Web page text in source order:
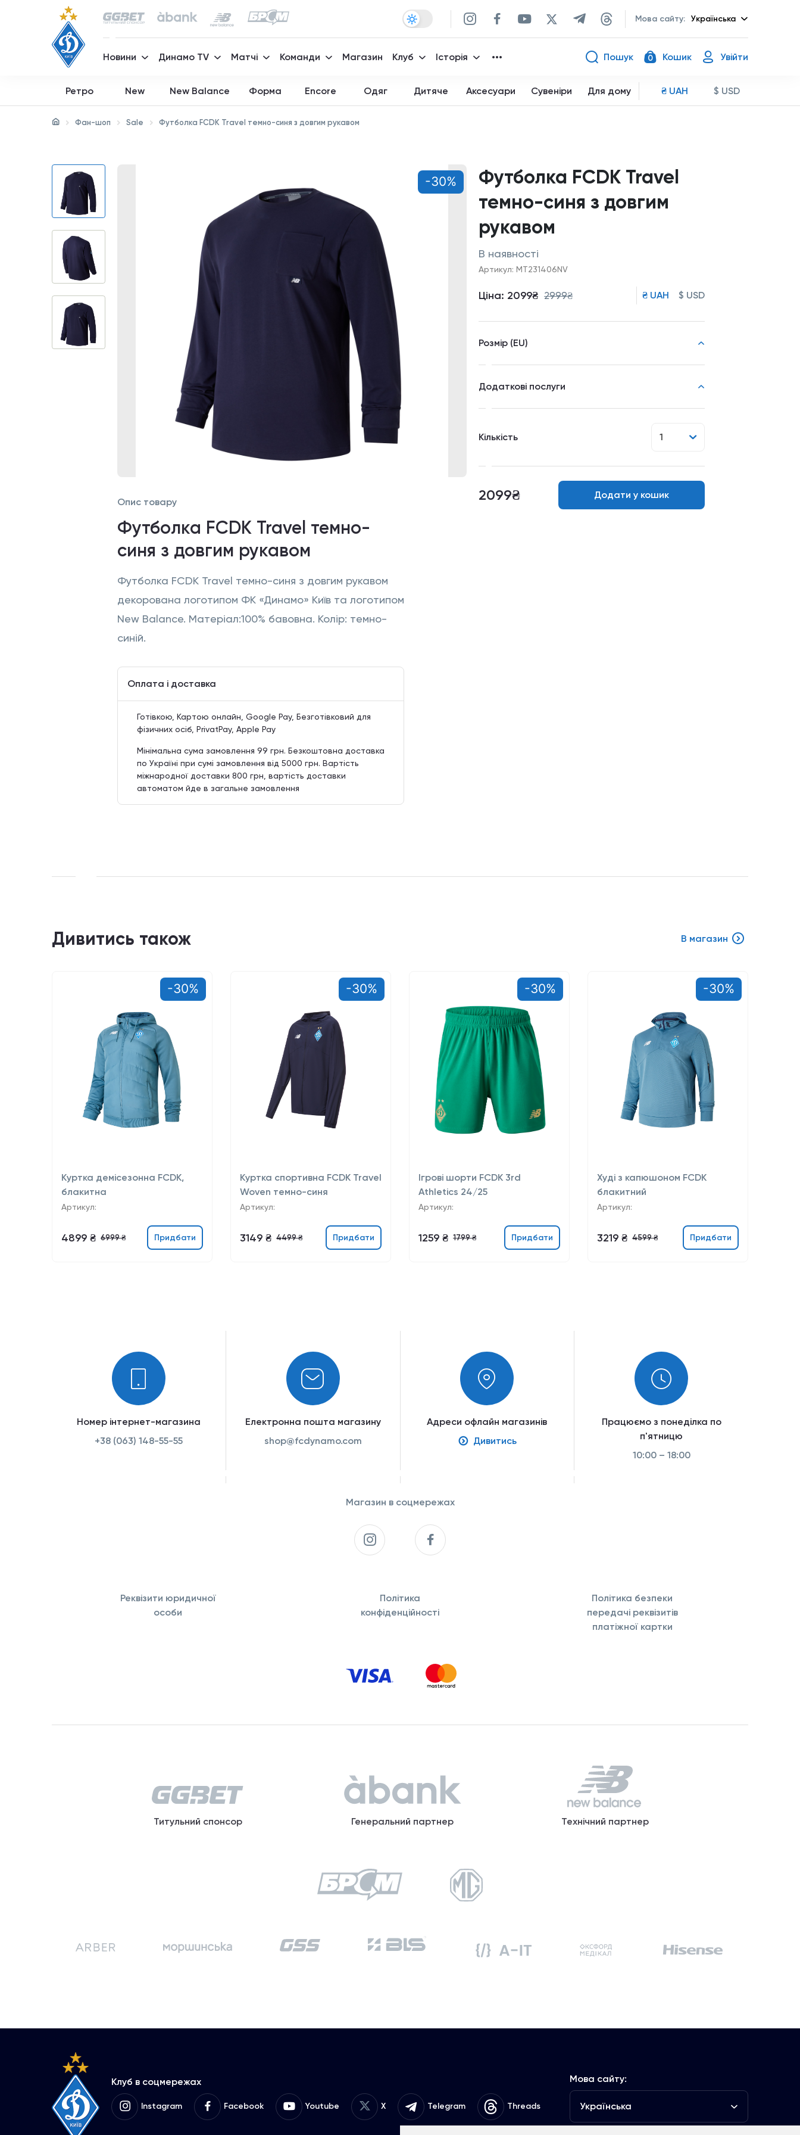
Мова сайту: Українська
Новини Динамо TV Матчі Команди Магазин Клуб Історія Пошук 0 Кошик Увійти
Ретро New New Balance Форма Encore Одяг Дитяче Аксесуари Сувеніри Для дому ₴ UAH $ USD
Фан-шоп Sale Футболка FCDK Travel темно-синя з довгим рукавом
Футболка FCDK Travel
темно-синя з довгим
рукавом
В наявності
Артикул: MT231406NV
Ціна: 2099₴ 2999₴ ₴ UAH $ USD
-30%
Розмір (EU)
Додаткові послуги
Кількість 1
2099₴ Додати у кошик
Опис товару
Футболка FCDK Travel темно-
синя з довгим рукавом
Футболка FCDK Travel темно-синя з довгим рукавом
декорована логотипом ФК «Динамо» Київ та логотипом
New Balance. Матеріал:100% бавовна. Колір: темно-
синій.
Оплата і доставка
Готівкою, Картою онлайн, Google Pay, Безготівковий для
фізичних осіб, PrivatPay, Apple Pay
Мінімальна сума замовлення 99 грн. Безкоштовна доставка
по Україні при сумі замовлення від 5000 грн. Вартість
міжнародної доставки 800 грн, вартість доставки
автоматом йде в загальне замовлення
Дивитись також В магазин
-30%
Куртка демісезонна FCDK,
блакитна
Артикул:
4899 ₴ 6999 ₴ Придбати
-30%
Куртка спортивна FCDK Travel
Woven темно-синя
Артикул:
3149 ₴ 4499 ₴ Придбати
-30%
Ігрові шорти FCDK 3rd
Athletics 24/25
Артикул:
1259 ₴ 1799 ₴ Придбати
-30%
Худі з капюшоном FCDK
блакитний
Артикул:
3219 ₴ 4599 ₴ Придбати
Номер інтернет-магазина
+38 (063) 148-55-55
Електронна пошта магазину
shop@fcdynamo.com
Адреси офлайн магазинів
Дивитись
Працюємо з понеділка по
п'ятницю
10:00 – 18:00
Магазин в соцмережах
Реквізити юридичної
особи
Політика
конфіденційності
Політика безпеки
передачі реквізитів
платіжної картки
Титульний спонсор Генеральний партнер Технічний партнер
Клуб в соцмережах
Instagram Facebook Youtube X Telegram Threads
Мова сайту:
Українська